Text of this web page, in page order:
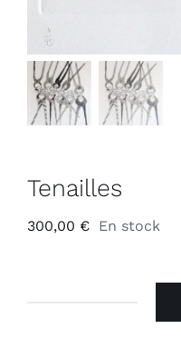
Tenailles
300,00 € En stock